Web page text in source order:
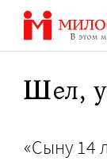
Перейти
содержанию
Шел,
«Сыну 14